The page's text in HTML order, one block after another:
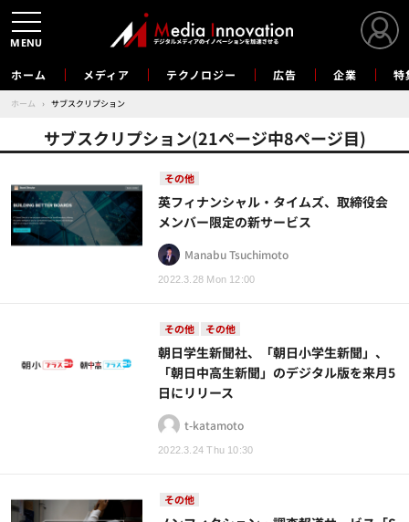
ホーム メディア テクノロジー 広告 企業 特
ホーム › サブスクリプション
サブスクリプション(21ページ中8ページ目)
その他
2022.3.28 Mon 12:00
英フィナンシャル・タイムズ、取締役会
メンバー限定の新サービス
Manabu Tsuchimoto
その他 その他
2022.3.24 Thu 10:30
朝日学生新聞社、「朝日小学生新聞」、
「朝日中高生新聞」のデジタル版を来月5
日にリリース
t-katamoto
その他
MENU